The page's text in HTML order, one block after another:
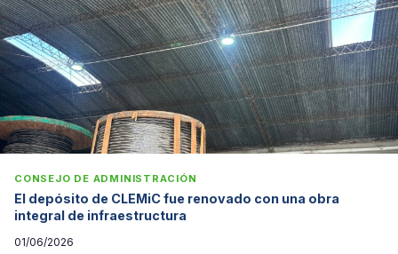
CONSEJO DE ADMINISTRACIÓN
El depósito de CLEMiC fue renovado con una obra
integral de infraestructura
01/06/2026